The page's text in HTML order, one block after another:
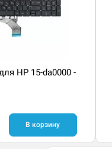
HP 15-da0000 -
В корзину